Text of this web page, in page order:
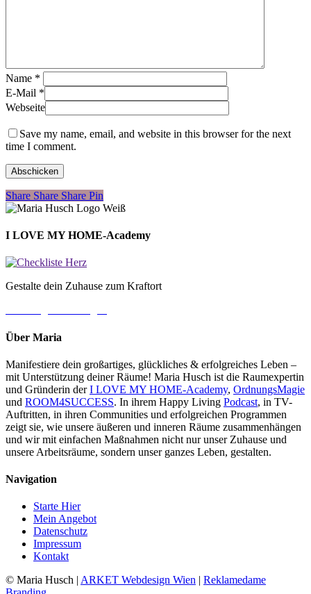
Name *
E-Mail *
Webseite
Save my name, email, and website in this browser for the next
time I comment.
Share
Share Share Share Pin
I LOVE MY HOME-Academy
Gestalte dein Zuhause zum Kraftort
Über Maria
Manifestiere dein großartiges, glückliches & erfolgreiches Leben –
mit Unterstützung deiner Räume! Maria Husch ist die Raumexpertin
und Gründerin derI LOVE MY HOME-Academy, OrdnungsMagie
und ROOM4SUCCESS. In ihrem Happy Living Podcast, in TV-
Auftritten, in ihren Communities und erfolgreichen Programmen
zeigt sie, wie unsere äußeren und inneren Räume zusammenhängen
und wir mit einfachen Maßnahmen nicht nur unser Zuhause und
unsere Arbeitsräume, sondern unser ganzes Leben, gestalten.
Navigation
Starte Hier
Mein Angebot
Datenschutz
Impressum
Kontakt
© Maria Husch | ARKET Webdesign Wien | Reklamedame